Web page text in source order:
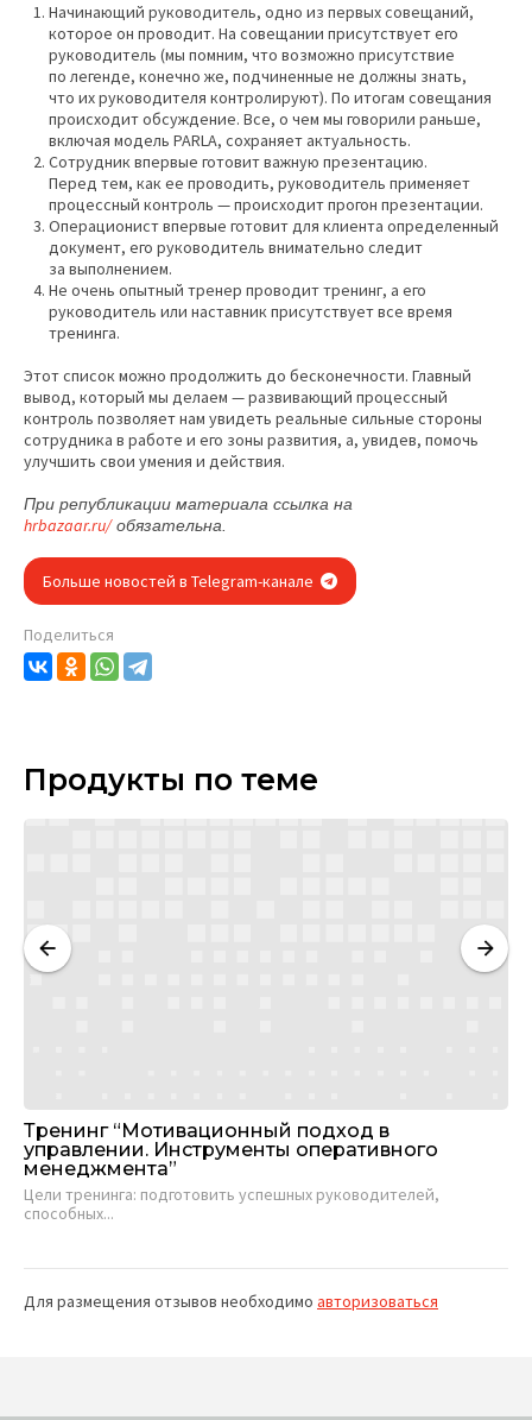
Начинающий руководитель, одно из первых совещаний,
которое он проводит. На совещании присутствует его
руководитель (мы помним, что возможно присутствие
по легенде, конечно же, подчиненные не должны знать,
что их руководителя контролируют). По итогам совещания
происходит обсуждение. Все, о чем мы говорили раньше,
включая модель PARLA, сохраняет актуальность.
Сотрудник впервые готовит важную презентацию.
Перед тем, как ее проводить, руководитель применяет
процессный контроль — происходит прогон презентации.
Операционист впервые готовит для клиента определенный
документ, его руководитель внимательно следит
за выполнением.
Не очень опытный тренер проводит тренинг, а его
руководитель или наставник присутствует все время
тренинга.
Этот список можно продолжить до бесконечности. Главный
вывод, который мы делаем — развивающий процессный
контроль позволяет нам увидеть реальные сильные стороны
сотрудника в работе и его зоны развития, а, увидев, помочь
улучшить свои умения и действия.
При републикации материала ссылка на
hrbazaar.ru/обязательна.
Больше новостей в Telegram-канале
Поделиться
Продукты по теме
Тренинг “Мотивационный подход в
управлении. Инструменты оперативного
менеджмента”
Цели тренинга: подготовить успешных руководителей,
способных...
Для размещения отзывов необходимо авторизоваться